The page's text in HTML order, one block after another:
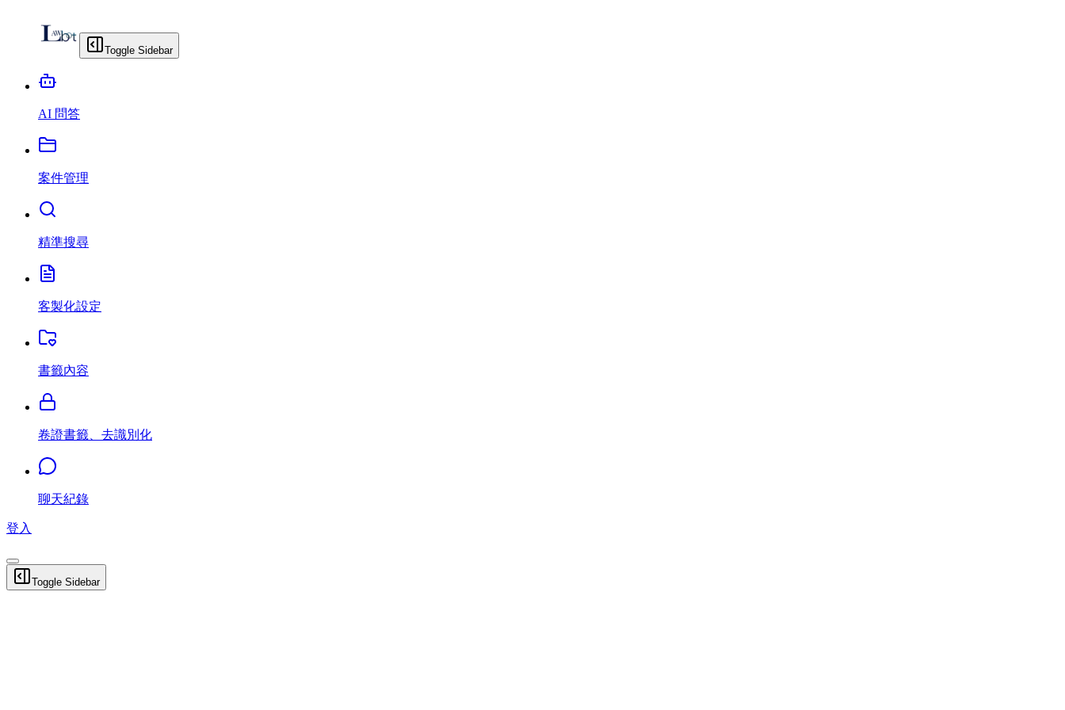
Toggle Sidebar
AI 問答
案件管理
精準搜尋
客製化設定
書籤內容
卷證書籤、去識別化
聊天紀錄
登入
Toggle Sidebar